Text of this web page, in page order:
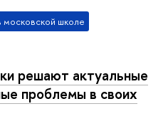
московской школе
решают актуальные
проблемы в своих